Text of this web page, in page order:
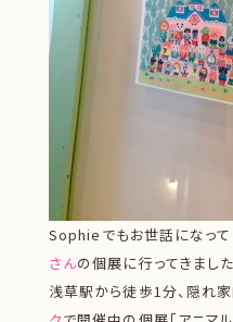
Sophieでもお世話になって
さんの個展に行ってきました
浅草駅から徒歩1分、隠れ